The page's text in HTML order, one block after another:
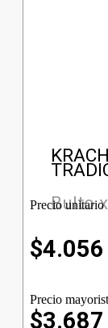
Bulto
Precio unitario
$4.056
Precio
$3.687